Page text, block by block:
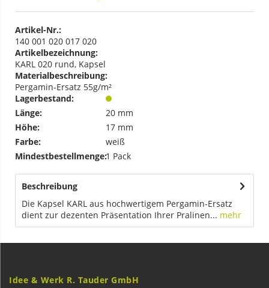
Artikel-Nr.:
140 001 020 017 020
Artikelbezeichnung:
KARL 020 rund, Kapsel
Materialbeschreibung:
Pergamin-Ersatz 55g/m²
Lagerbestand:
Länge:
20 mm
Höhe:
17 mm
Farbe:
weiß
Mindestbestellmenge:1 Pack
Beschreibung
Die Kapsel KARL aus hochwertigem Pergamin-Ersatz
dient zur dezenten Präsentation Ihrer Pralinen... mehr
Idee & Werk R. Tauder GmbH